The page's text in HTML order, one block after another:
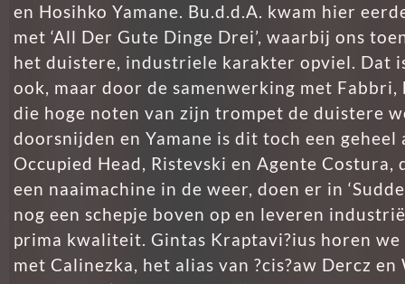
en Hosihko Yamane. Bu.d.d.A. kwam hier
met ‘All Der Gute Dinge Drei’, waarbij ons
het duistere, industriele karakter opviel. Dat
ook, maar door de samenwerking met
die hoge noten van zijn trompet de duistere
doorsnijden en Yamane is dit toch een geheel
Occupied Head, Ristevski en Agente Costura,
een naaimachine in de weer, doen er in
nog een schepje boven op en leveren
prima kwaliteit. Gintas Kraptavi?ius horen we
met Calinezka, het alias van ?cis?aw Dercz